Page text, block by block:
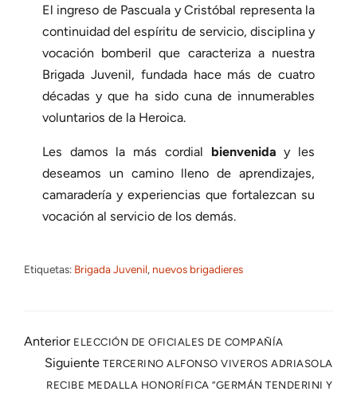
El ingreso de Pascuala y Cristóbal representa la
continuidad del espíritu de servicio, disciplina y
vocación bomberil que caracteriza a nuestra
Brigada Juvenil, fundada hace más de cuatro
décadas y que ha sido cuna de innumerables
voluntarios de la Heroica.
Les damos la más cordial bienvenida y les
deseamos un camino lleno de aprendizajes,
camaradería y experiencias que fortalezcan su
vocación al servicio de los demás.
Etiquetas: Brigada Juvenil, nuevos brigadieres
Anterior ELECCIÓN DE OFICIALES DE COMPAÑÍA
Siguiente TERCERINO ALFONSO VIVEROS ADRIASOLA
RECIBE MEDALLA HONORÍFICA “GERMÁN TENDERINI Y